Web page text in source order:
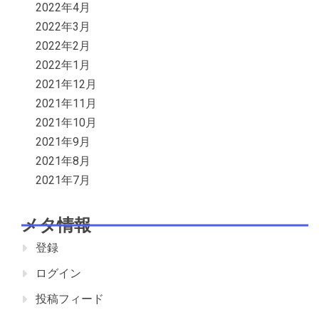
2022年4月
2022年3月
2022年2月
2022年1月
2021年12月
2021年11月
2021年10月
2021年9月
2021年8月
2021年7月
メタ情報
登録
ログイン
投稿フィード